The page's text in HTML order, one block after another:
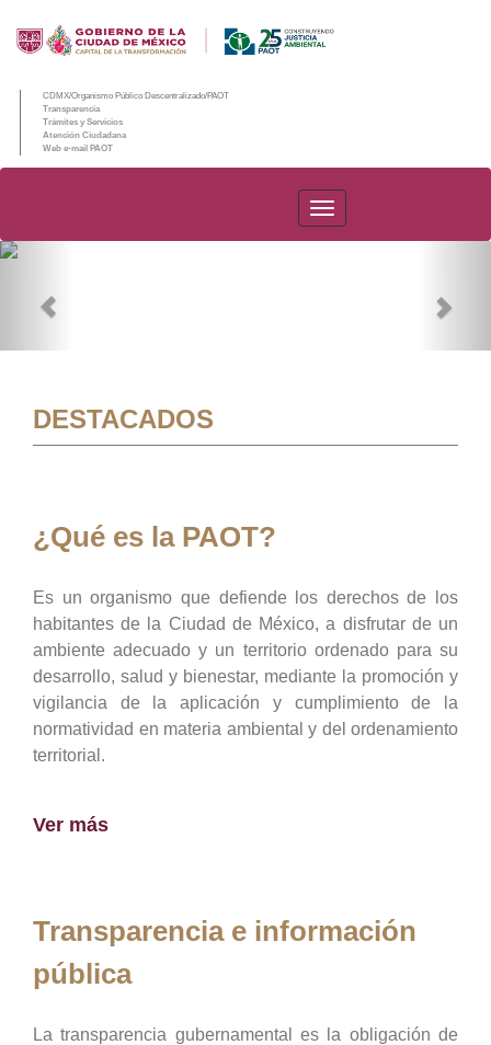
CDMX/Organismo Público Descentralizado/PAOT
Transparencia
Trámites y Servicios
Atención Ciudadana
Web e-mail PAOT
PAOT
DESTACADOS
¿Qué es la PAOT?
Es un organismo que defiende los derechos de los
habitantes de la Ciudad de México, a disfrutar de un
ambiente adecuado y un territorio ordenado para su
desarrollo, salud y bienestar, mediante la promoción y
vigilancia de la aplicación y cumplimiento de la
normatividad en materia ambiental y del ordenamiento
territorial.
Ver más
Transparencia e información
pública
La transparencia gubernamental es la obligación de